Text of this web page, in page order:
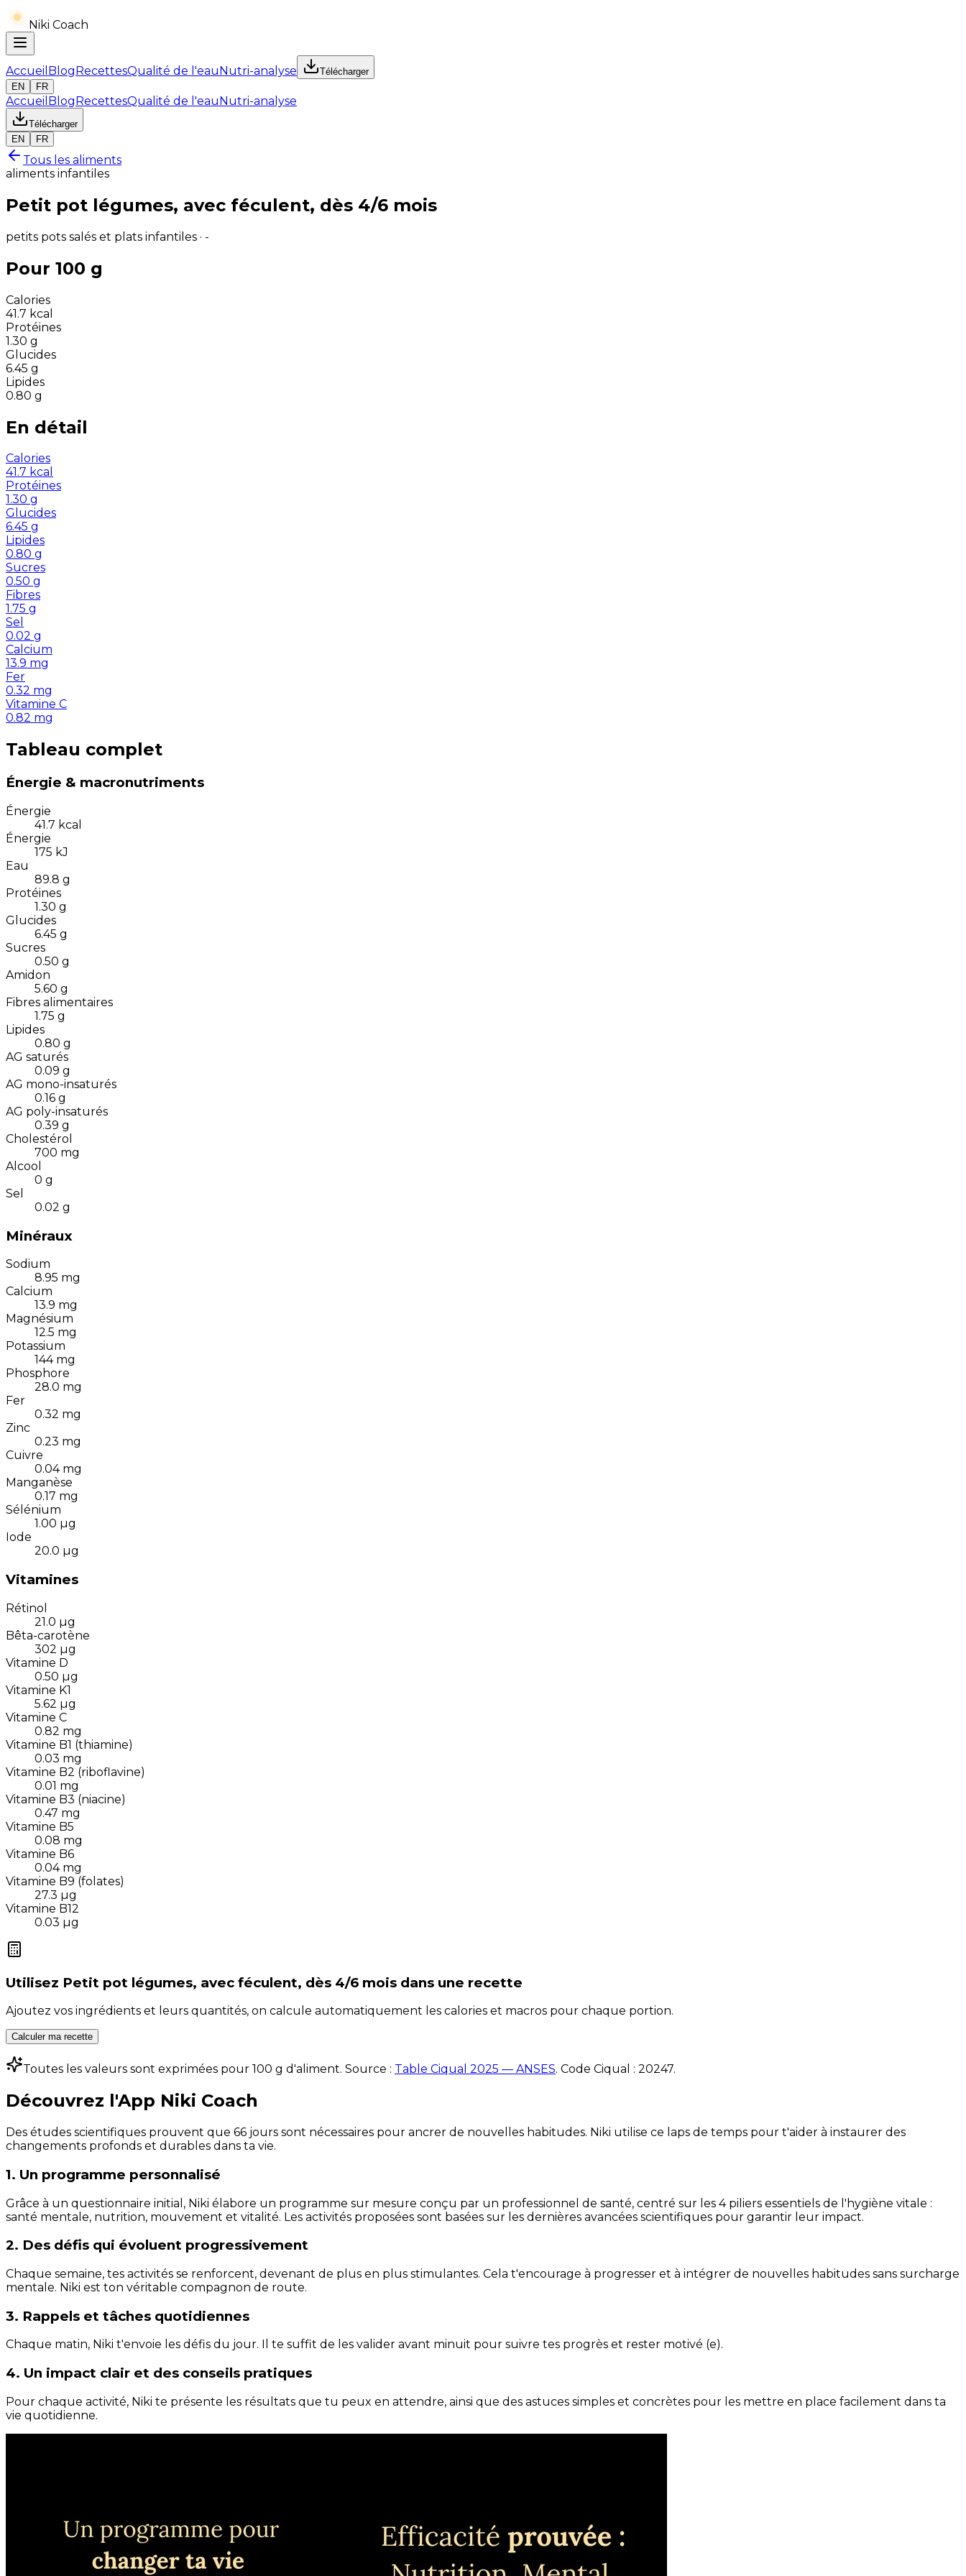
Niki Coach
Accueil BlogRecettesQualité de l'eauNutri-analyse
Télécharger
EN
FR
Accueil BlogRecettesQualité de l'eauNutri-analyse
Télécharger
EN
FR
Tous les aliments
aliments infantiles
Petit pot légumes, avec féculent, dès 4/6 mois
petits pots salés et plats infantiles · -
Pour 100 g
Calories
41.7 kcal
Protéines
1.30 g
Glucides
6.45 g
Lipides
0.80 g
En détail
Calories
41.7 kcal
Protéines
1.30 g
Glucides
6.45 g
Lipides
0.80 g
Sucres
0.50 g
Fibres
1.75 g
Sel
0.02 g
Calcium
13.9 mg
Fer
0.32 mg
Vitamine C
0.82 mg
Tableau complet
Énergie & macronutriments
Énergie
41.7 kcal
Énergie
175 kJ
Eau
89.8 g
Protéines
1.30 g
Glucides
6.45 g
Sucres
0.50 g
Amidon
5.60 g
Fibres alimentaires
1.75 g
Lipides
0.80 g
AG saturés
0.09 g
AG mono-insaturés
0.16 g
AG poly-insaturés
0.39 g
Cholestérol
700 mg
Alcool
0 g
Sel
0.02 g
Minéraux
Sodium
8.95 mg
Calcium
13.9 mg
Magnésium
12.5 mg
Potassium
144 mg
Phosphore
28.0 mg
Fer
0.32 mg
Zinc
0.23 mg
Cuivre
0.04 mg
Manganèse
0.17 mg
Sélénium
1.00 µg
Iode
20.0 µg
Vitamines
Rétinol
21.0 µg
Bêta-carotène
302 µg
Vitamine D
0.50 µg
Vitamine K1
5.62 µg
Vitamine C
0.82 mg
Vitamine B1 (thiamine)
0.03 mg
Vitamine B2 (riboflavine)
0.01 mg
Vitamine B3 (niacine)
0.47 mg
Vitamine B5
0.08 mg
Vitamine B6
0.04 mg
Vitamine B9 (folates)
27.3 µg
Vitamine B12
0.03 µg
Utilisez Petit pot légumes, avec féculent, dès 4/6 mois dans une recette
Ajoutez vos ingrédients et leurs quantités, on calcule automatiquement les calories et macros pour chaque portion.
Calculer ma recette
Toutes les valeurs sont exprimées pour 100 g d'aliment. Source : Table Ciqual 2025 — ANSES. Code Ciqual : 20247.
Découvrez l'App Niki Coach
Des études scientifiques prouvent que 66 jours sont nécessaires pour ancrer de nouvelles habitudes. Niki utilise ce laps de temps pour t'aider à instaurer des
changements profonds et durables dans ta vie.
1. Un programme personnalisé
Grâce à un questionnaire initial, Niki élabore un programme sur mesure conçu par un professionnel de santé, centré sur les 4 piliers essentiels de l'hygiène vitale :
santé mentale, nutrition, mouvement et vitalité. Les activités proposées sont basées sur les dernières avancées scientifiques pour garantir leur impact.
2. Des défis qui évoluent progressivement
Chaque semaine, tes activités se renforcent, devenant de plus en plus stimulantes. Cela t'encourage à progresser et à intégrer de nouvelles habitudes sans surcharge
mentale. Niki est ton véritable compagnon de route.
3. Rappels et tâches quotidiennes
Chaque matin, Niki t'envoie les défis du jour. Il te suffit de les valider avant minuit pour suivre tes progrès et rester motivé (e).
4. Un impact clair et des conseils pratiques
Pour chaque activité, Niki te présente les résultats que tu peux en attendre, ainsi que des astuces simples et concrètes pour les mettre en place facilement dans ta
vie quotidienne.